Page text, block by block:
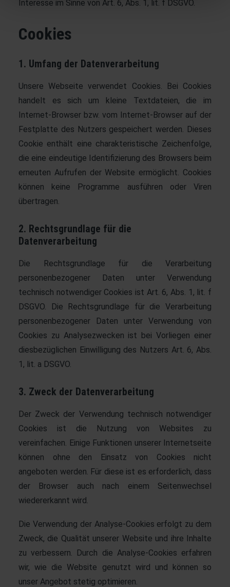
Interesse im Sinne von Art. 6, Abs. 1, lit. f DSGVO.
Cookies
1. Umfang der Datenverarbeitung
Unsere Webseite verwendet Cookies. Bei Cookies
handelt es sich um kleine Textdateien, die im
Internet-Browser bzw. vom Internet-Browser auf der
Festplatte des Nutzers gespeichert werden. Dieses
Cookie enthält eine charakteristische Zeichenfolge,
die eine eindeutige Identifizierung des Browsers beim
erneuten Aufrufen der Website ermöglicht. Cookies
können keine Programme ausführen oder Viren
übertragen.
2. Rechtsgrundlage für die
Datenverarbeitung
Die Rechtsgrundlage für die Verarbeitung
personenbezogener Daten unter Verwendung
technisch notwendiger Cookies ist Art. 6, Abs. 1, lit. f
DSGVO. Die Rechtsgrundlage für die Verarbeitung
personenbezogener Daten unter Verwendung von
Cookies zu Analysezwecken ist bei Vorliegen einer
diesbezüglichen Einwilligung des Nutzers Art. 6, Abs.
1, lit. a DSGVO.
3. Zweck der Datenverarbeitung
Der Zweck der Verwendung technisch notwendiger
Cookies ist die Nutzung von Websites zu
vereinfachen. Einige Funktionen unserer Internetseite
können ohne den Einsatz von Cookies nicht
angeboten werden. Für diese ist es erforderlich, dass
der Browser auch nach einem Seitenwechsel
wiedererkannt wird.
Die Verwendung der Analyse-Cookies erfolgt zu dem
Zweck, die Qualität unserer Website und ihre Inhalte
zu verbessern. Durch die Analyse-Cookies erfahren
wir, wie die Website genutzt wird und können so
unser Angebot stetig optimieren.